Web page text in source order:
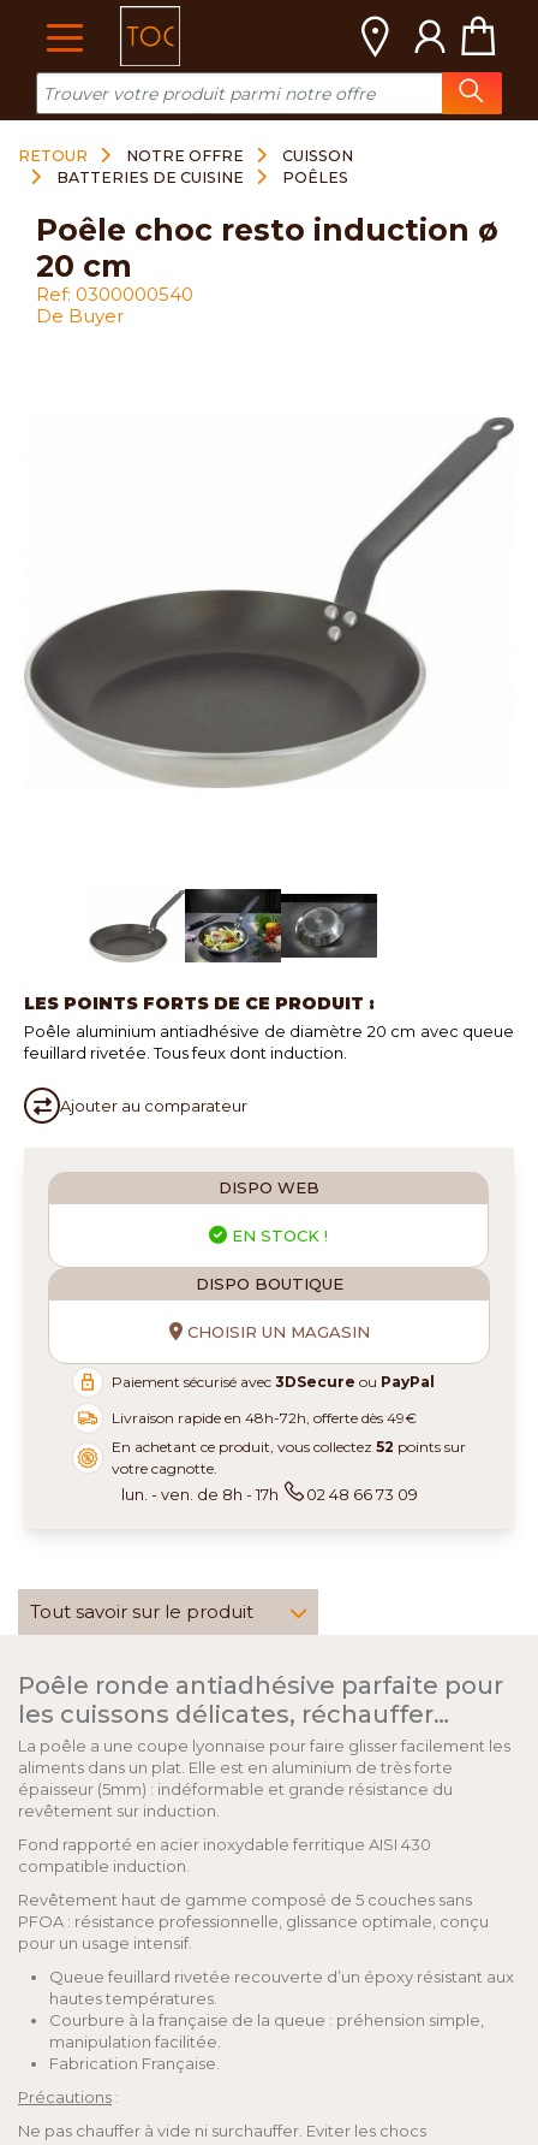
RETOUR NOTRE OFFRE
CUISSON
BATTERIES DE CUISINE
POÊLES
LES POINTS FORTS DE CE PRODUIT :
Poêle aluminium antiadhésive de diamètre 20 cm avec queue
feuillard rivetée. Tous feux dont induction.
Ajouter au comparateur
poêle choc resto induction ø
20 cm
Ref: 0300000540
De Buyer
DISPO WEB
EN STOCK !
DISPO BOUTIQUE
CHOISIR UN MAGASIN
Paiement sécurisé avec3DSecure ou PayPal
Livraison rapide en 48h-72h, offerte dès 49€
En achetant ce produit, vous collectez52 points sur
votre cagnotte.
lun. - ven. de 8h - 17h 02 48 66 73 09
Tout savoir sur le produit
Poêle ronde antiadhésive parfaite pour
les cuissons délicates, réchauffer…
La poêle a une coupe lyonnaise pour faire glisser facilement les
aliments dans un plat. Elle est en aluminium de très forte
épaisseur (5mm) : indéformable et grande résistance du
revêtement sur induction.
Fond rapporté en acier inoxydable ferritique AISI 430
compatible induction.
Revêtement haut de gamme composé de 5 couches sans
PFOA : résistance professionnelle, glissance optimale, conçu
pour un usage intensif.
Queue feuillard rivetée recouverte d’un époxy résistant aux
hautes températures.
Courbure à la française de la queue : préhension simple,
manipulation facilitée.
Fabrication Française.
Précautions :
Ne pas chauffer à vide ni surchauffer. Eviter les chocs
Cookies management panel